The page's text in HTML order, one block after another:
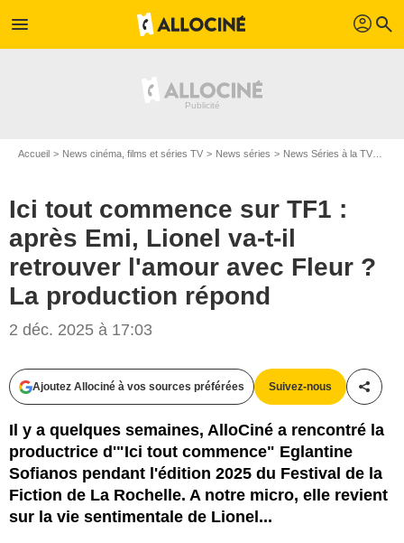
menu profil search
Accueil News cinéma, films et séries TV News séries News Séries à la TV
Ici tout commence sur TF1 :
après Emi, Lionel va-t-il
retrouver l'amour avec Fleur ?
La production répond
2 déc. 2025 à 17:03
Ajoutez Allociné à vos sources préférées Suivez-nous
Il y a quelques semaines, AlloCiné a rencontré la
productrice d'"Ici tout commence" Eglantine
Sofianos pendant l'édition 2025 du Festival de la
Fiction de La Rochelle. A notre micro, elle revient
sur la vie sentimentale de Lionel...